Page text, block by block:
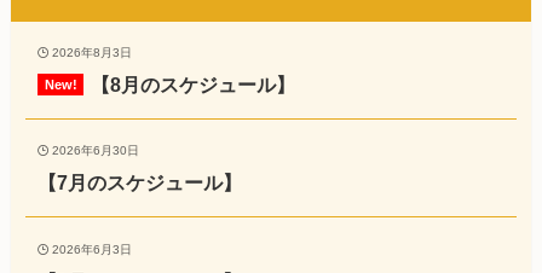
2026年8月3日
【8月のスケジュール】
2026年6月30日
【7月のスケジュール】
2026年6月3日